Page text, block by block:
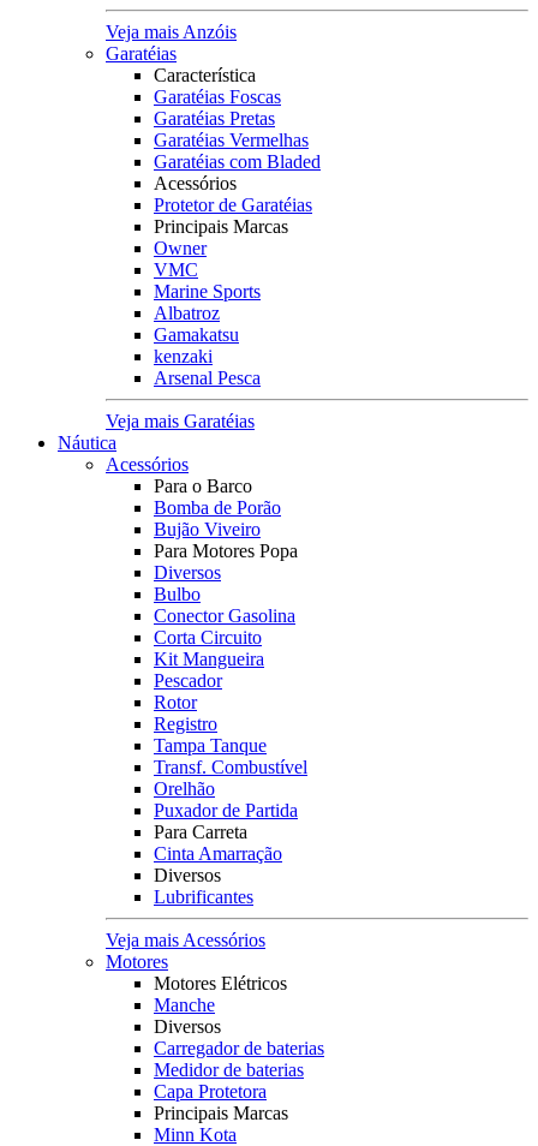
Veja mais Anzóis
Garatéias
Característica
Garatéias Foscas
Garatéias Pretas
Garatéias Vermelhas
Garatéias com Bladed
Acessórios
Protetor de Garatéias
Principais Marcas
Owner
VMC
Marine Sports
Albatroz
Gamakatsu
kenzaki
Arsenal Pesca
Veja mais Garatéias
Náutica
Acessórios
Para o Barco
Bomba de Porão
Bujão Viveiro
Para Motores Popa
Diversos
Bulbo
Conector Gasolina
Corta Circuito
Kit Mangueira
Pescador
Rotor
Registro
Tampa Tanque
Transf. Combustível
Orelhão
Puxador de Partida
Para Carreta
Cinta Amarração
Diversos
Lubrificantes
Veja mais Acessórios
Motores
Motores Elétricos
Manche
Diversos
Carregador de baterias
Medidor de baterias
Capa Protetora
Principais Marcas
Minn Kota